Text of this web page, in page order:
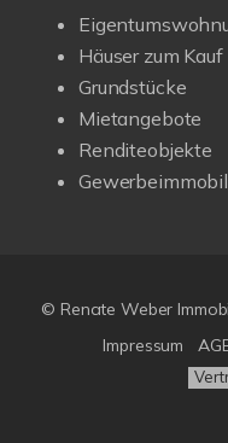
Häuser zum Kauf
Grundstücke
Mietangebote
Renditeobjekte
© Renate Weber
Impressum